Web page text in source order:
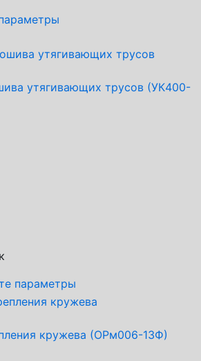
утягивающих трусов (УК400-
параметры
кружева (ОРм006-13Ф)